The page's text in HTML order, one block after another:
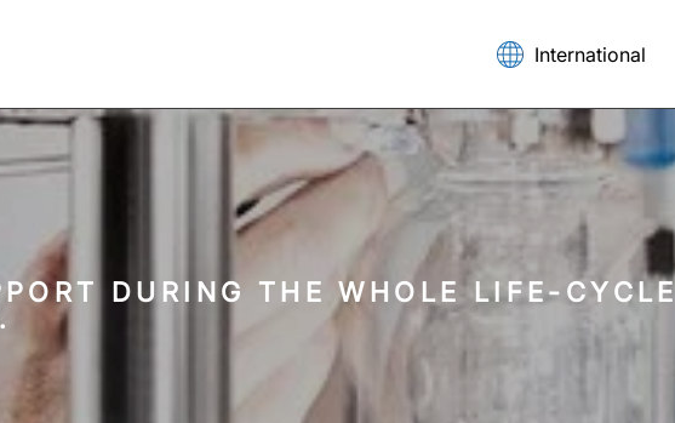
DURING THE WHOLE LIFE-CYCLE